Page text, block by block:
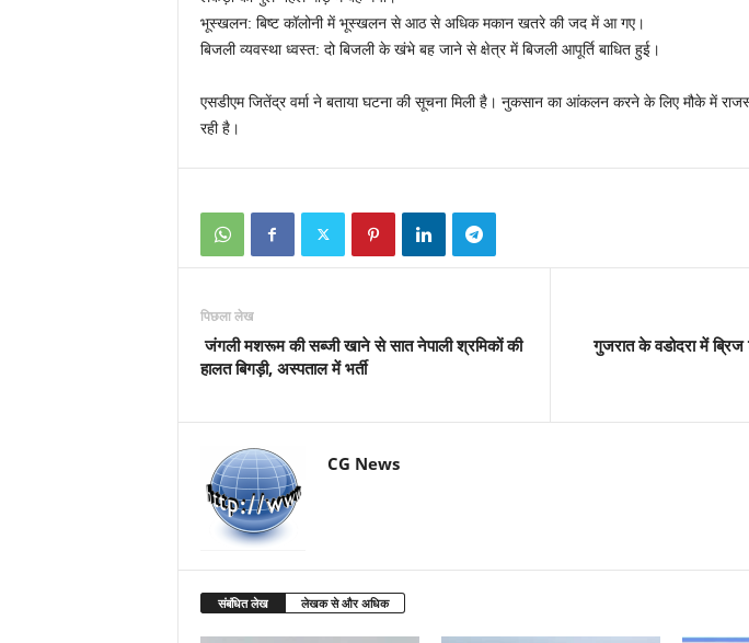
भूस्खलन: बिष्ट कॉलोनी में भूस्खलन से आठ से अधिक मकान खतरे की जद में आ गए।
बिजली व्यवस्था ध्वस्त: दो बिजली के खंभे बह जाने से क्षेत्र में बिजली आपूर्ति बाधित हुई।
एसडीएम जितेंद्र वर्मा ने बताया घटना की सूचना मिली है। नुकसान का आंकलन करने के लिए मौके में
रही है।
पिछला लेख
जंगली मशरूम की सब्जी खाने से सात नेपाली श्रमिकों की
हालत बिगड़ी, अस्पताल में भर्ती
गुजरात के वडोदरा में
CG News
संबंधित लेख लेखक से और अधिक